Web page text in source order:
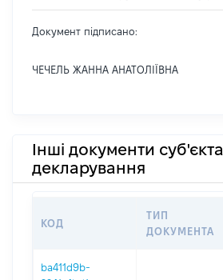
Документ підписано:
ЧЕЧЕЛЬ ЖАННА АНАТОЛІЇВНА
Інші документи суб'єкта
декларування
КОД
ТИП
ДОКУМЕНТА
ba411d9b-